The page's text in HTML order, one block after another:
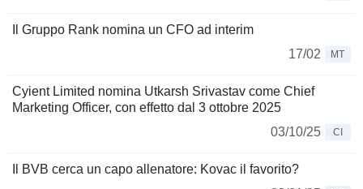
Il Gruppo Rank nomina un CFO ad interim
17/02
MT
Cyient Limited nomina Utkarsh Srivastav come Chief
Marketing Officer, con effetto dal 3 ottobre 2025
03/10/25
CI
Il BVB cerca un capo allenatore: Kovac il favorito?